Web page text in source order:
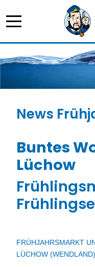
News
Buntes
Lüchow
FRÜHJAHRSMARKT
LÜCHOW